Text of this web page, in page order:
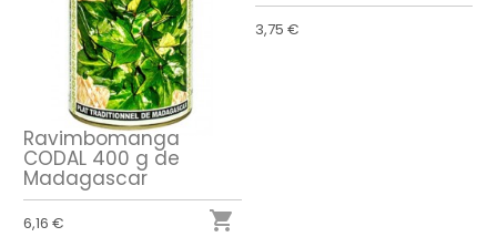
Ravimbomanga
CODAL 400 g de
Madagascar
6,16 € 
3,75 €